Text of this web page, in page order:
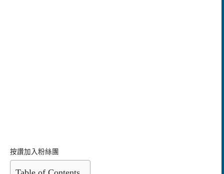
按讚加入粉絲團